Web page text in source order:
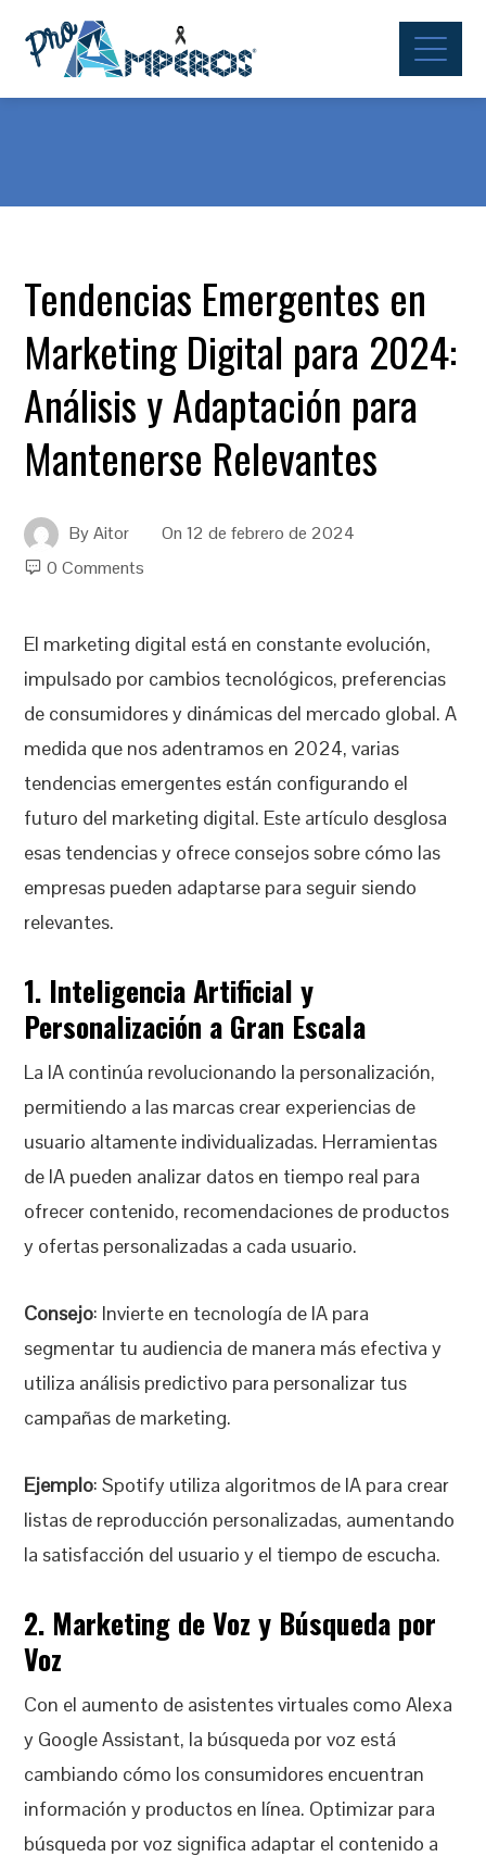
Tendencias Emergentes en
Marketing Digital para 2024:
Análisis y Adaptación para
Mantenerse Relevantes
ByAitor On12 de febrero de 2024
0 Comments
El marketing digital está en constante evolución,
impulsado por cambios tecnológicos, preferencias
de consumidores y dinámicas del mercado global. A
medida que nos adentramos en 2024, varias
tendencias emergentes están configurando el
futuro del marketing digital. Este artículo desglosa
esas tendencias y ofrece consejos sobre cómo las
empresas pueden adaptarse para seguir siendo
relevantes.
1. Inteligencia Artificial y
Personalización a Gran Escala
La IA continúa revolucionando la personalización,
permitiendo a las marcas crear experiencias de
usuario altamente individualizadas. Herramientas
de IA pueden analizar datos en tiempo real para
ofrecer contenido, recomendaciones de productos
y ofertas personalizadas a cada usuario.
Consejo: Invierte en tecnología de IA para
segmentar tu audiencia de manera más efectiva y
utiliza análisis predictivo para personalizar tus
campañas de marketing.
Ejemplo: Spotify utiliza algoritmos de IA para crear
listas de reproducción personalizadas, aumentando
la satisfacción del usuario y el tiempo de escucha.
2. Marketing de Voz y Búsqueda por
Voz
Con el aumento de asistentes virtuales como Alexa
y Google Assistant, la búsqueda por voz está
cambiando cómo los consumidores encuentran
información y productos en línea. Optimizar para
búsqueda por voz significa adaptar el contenido a